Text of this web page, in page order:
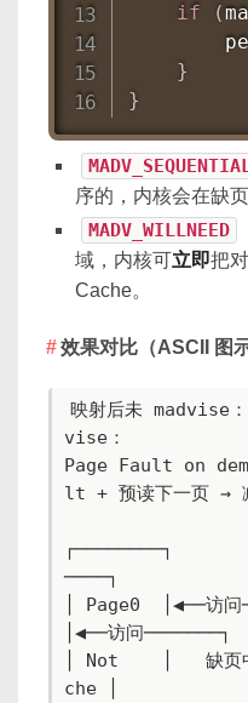
if
(
}
}
序的，内核会在缺
MADV_WILLNEED
域，内核可立即把
Cache。
效果对比（ASCII 图示
映射后未
vise：
Page Fault on
lt + 预读下一页 →
┌────────┐
────┐
│ Page0  │◀──访
│◀──访问───────┐
│ Not    │   缺
che │